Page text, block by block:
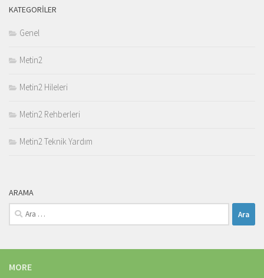
KATEGORILER
Genel
Metin2
Metin2 Hileleri
Metin2 Rehberleri
Metin2 Teknik Yardım
ARAMA
Arama:
MORE